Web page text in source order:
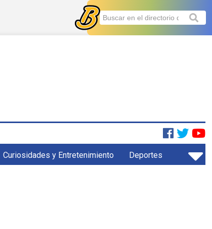
Curiosidades y Entretenimiento Deportes